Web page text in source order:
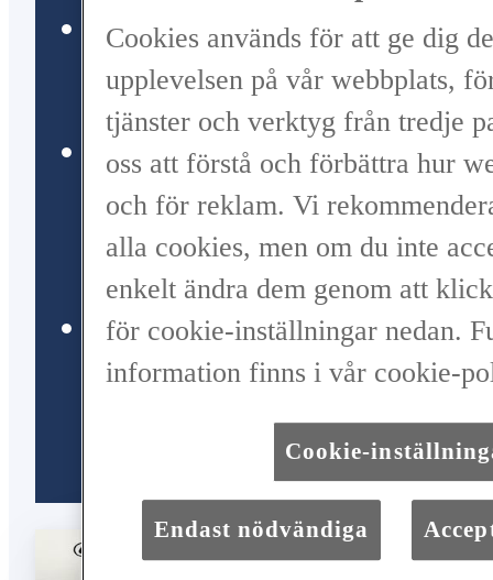
Lexus Care – extraordinärt
bilägande
Lexus Financial Services –
skräddarsydda
finansieringslösningar
Lexus Bilförsäkring Premium
– den bästa
försäkringslösningen
Cookies används för att ge dig
upplevelsen på vår webbplats,
tjänster och verktyg från tredje
oss att förstå och förbättra hur
och för reklam. Vi
alla cookies, men om du inte
enkelt ändra dem genom att
för cookie-inställningar nedan.
information finns i vår cookie-
Cookie-
Endast nödvändiga